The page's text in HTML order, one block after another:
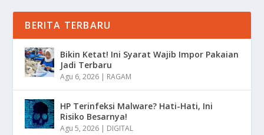
BERITA TERBARU
Bikin Ketat! Ini Syarat Wajib Impor Pakaian
Jadi Terbaru
Agu 6, 2026 | RAGAM
HP Terinfeksi Malware? Hati-Hati, Ini
Risiko Besarnya!
Agu 5, 2026 | DIGITAL